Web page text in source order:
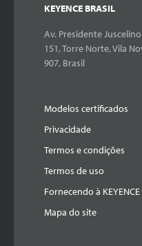
KEYENCE BRASIL
Av. Presidente
151, Torre Norte, Vila
907, Brasil
Modelos certificados
Privacidade
Termos e condições
Termos de uso
Fornecendo à KEYENCE
Mapa do site